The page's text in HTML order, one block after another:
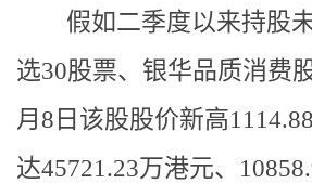
假如二季度以来持股未
选30股票、银华品质消费
月8日该股股价新高
达45721.23万港元、